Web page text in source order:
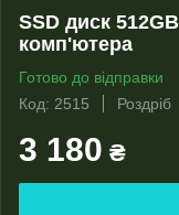
SSD диск
комп'ютера
Готово до відправки
Код: 2515
Роздріб
3 180 ₴